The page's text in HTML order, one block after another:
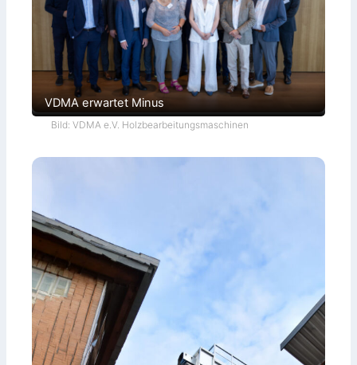
VDMA erwartet Minus
Bild: VDMA e.V. Holzbearbeitungsmaschinen